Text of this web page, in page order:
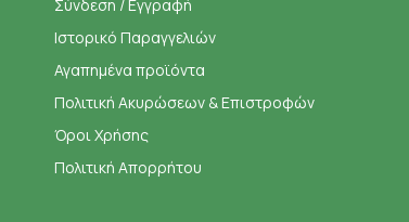
Σύνδεση / Εγγραφή
Ιστορικό Παραγγελιών
Αγαπημένα προϊόντα
Πολιτική Ακυρώσεων & Επιστροφών
Όροι Χρήσης
Πολιτική Απορρήτου